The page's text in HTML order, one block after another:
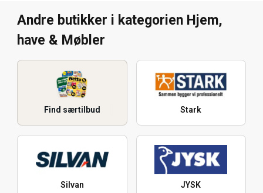
Andre butikker i kategorien Hjem,
have & Møbler
Find særtilbud Stark
Silvan JYSK